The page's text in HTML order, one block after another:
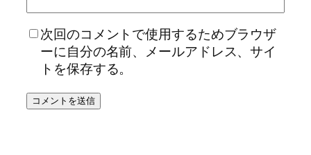
次回のコメントで使用するためブラウザ
ーに自分の名前、メールアドレス、サイ
トを保存する。